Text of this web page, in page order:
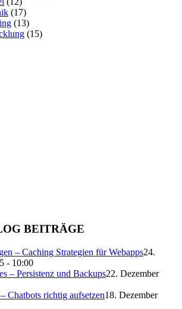
(17)
(13)
(15)
BEITRÄGE
– Caching Strategien für Webapps24.
- 10:00
– Persistenz und Backups22. Dezember
Chatbots richtig aufsetzen18. Dezember